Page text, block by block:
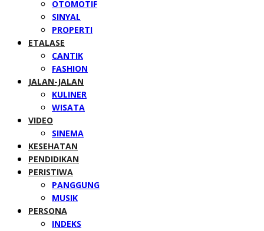
OTOMOTIF
SINYAL
PROPERTI
ETALASE
CANTIK
FASHION
JALAN-JALAN
KULINER
WISATA
VIDEO
SINEMA
KESEHATAN
PENDIDIKAN
PERISTIWA
PANGGUNG
MUSIK
PERSONA
INDEKS